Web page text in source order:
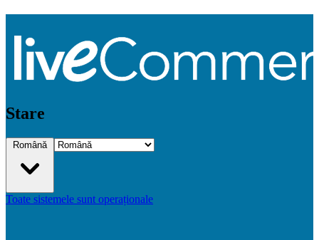
Stare
Română
Toate sistemele sunt operaționale